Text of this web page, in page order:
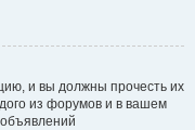
и вы должны прочесть их
из форумов и в вашем